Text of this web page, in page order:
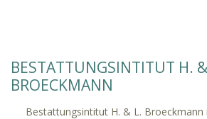
BESTATTUNGSINTITUT H.
BROECKMANN
Bestattungsintitut H. & L. Broeckmann